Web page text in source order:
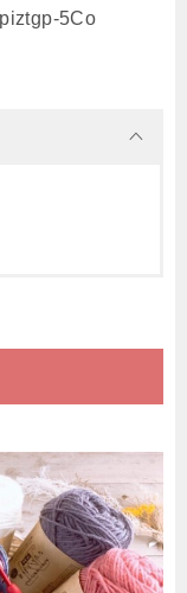
5Co